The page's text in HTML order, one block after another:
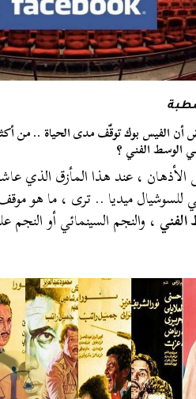
أن الفيس بوك توقّف مدى الحياة .. من
الوسط الفني ؟
، عند هذا المأزق الذي
للسوشيال ميديا .. ترى ، ما هو
، والنجم السينمائي أو النجم